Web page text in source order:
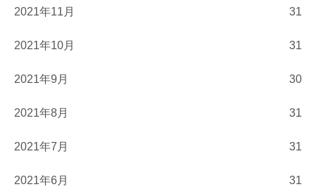
2021年11月 31
2021年10月 31
2021年9月 30
2021年8月 31
2021年7月 31
2021年6月 31